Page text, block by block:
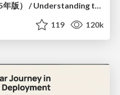
技術選定の審美眼（2025年版） / Understanding the Spiral of Technologies 2025 edition
119 120k